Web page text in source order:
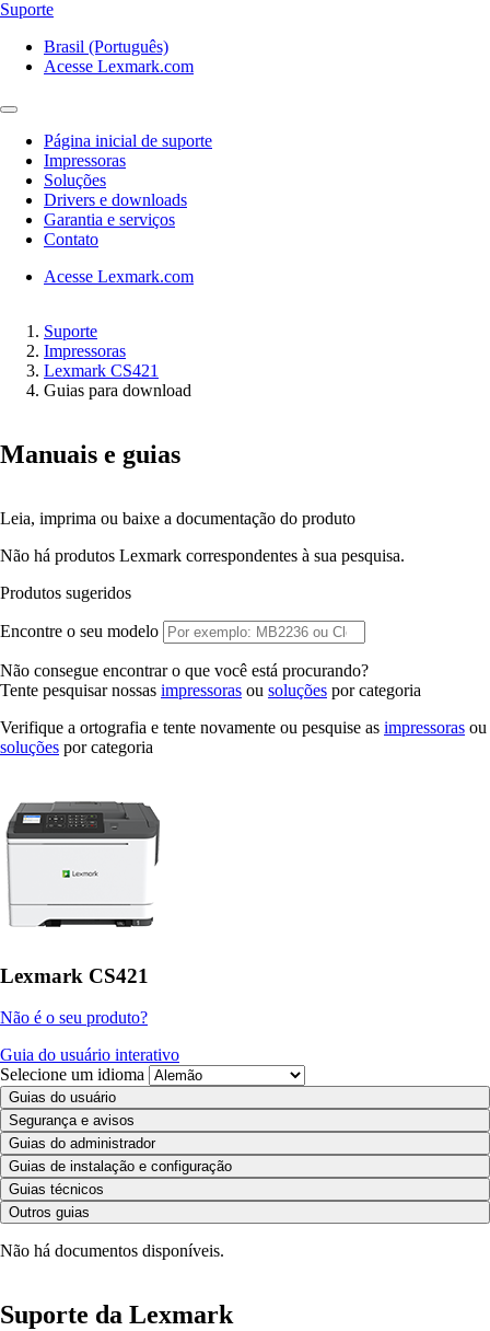
Suporte
Brasil (Português)
Acesse Lexmark.com
Página inicial de suporte
Impressoras
Soluções
Drivers e downloads
Garantia e serviços
Contato
Acesse Lexmark.com
Suporte
Impressoras
Lexmark CS421
Guias para download
Manuais e guias
Leia, imprima ou baixe a documentação do produto
Não há produtos Lexmark correspondentes à sua pesquisa.
Produtos sugeridos
Encontre o seu modelo
Não consegue encontrar o que você está procurando?
Tente pesquisar nossas impressoras ou soluções por categoria
Verifique a ortografia e tente novamente ou pesquise as impressoras ou
soluções por categoria
Lexmark CS421
Não é o seu produto?
Guia do usuário interativo
Selecione um idioma
Guias do usuário
Segurança e avisos
Guias do administrador
Guias de instalação e configuração
Guias técnicos
Outros guias
Não há documentos disponíveis.
Suporte da Lexmark